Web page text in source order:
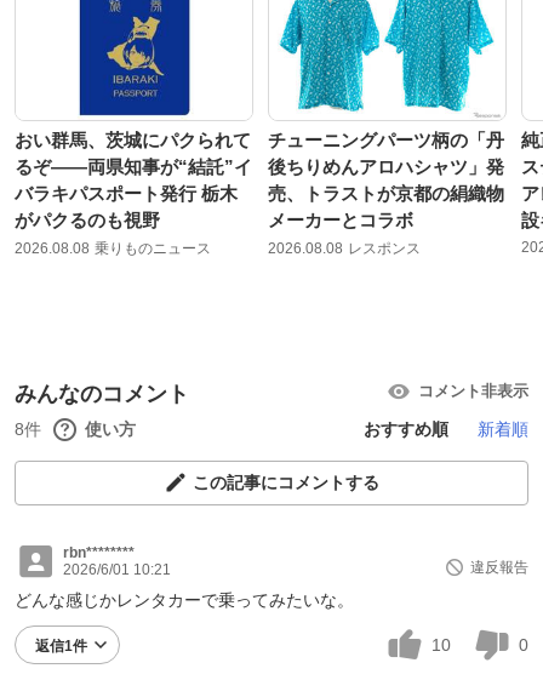
おい群馬、茨城にパクられて
るぞ――両県知事が“結託”イ
バラキパスポート発行 栃木
がパクるのも視野
2026.08.08 乗りものニュース
チューニングパーツ柄の「丹
後ちりめんアロハシャツ」発
売、トラストが京都の絹織物
メーカーとコラボ
2026.08.08 レスポンス
純
設
みんなのコメント コメント非表示
8件 使い方 おすすめ順 新着順
この記事にコメントする
rbn********
2026/6/01 10:21
違反報告
どんな感じかレンタカーで乗ってみたいな。
返信1件 10 0